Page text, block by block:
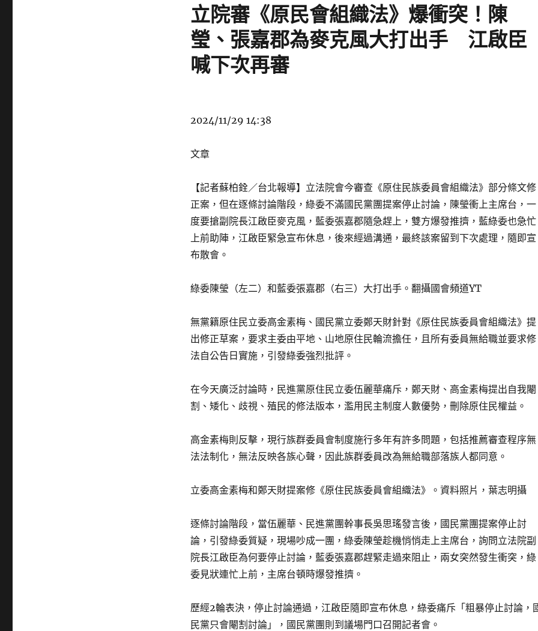
立院審《原民會組織法》爆衝突！陳
瑩、張嘉郡為麥克風大打出手 江啟臣
喊下次再審
2024/11/29 14:38
文章
【記者蘇柏銓／台北報導】立法院會今審查《原住民族委員會組織法》部分條文修
正案，但在逐條討論階段，綠委不滿國民黨團提案停止討論，陳瑩衝上主席台，一
度要搶副院長江啟臣麥克風，藍委張嘉郡隨急趕上，雙方爆發推擠，藍綠委也急忙
上前助陣，江啟臣緊急宣布休息，後來經過溝通，最終該案留到下次處理，隨即宣
布散會。
綠委陳瑩（左二）和藍委張嘉郡（右三）大打出手。翻攝國會頻道YT
無黨籍原住民立委高金素梅、國民黨立委鄭天財針對《原住民族委員會組織法》提
出修正草案，要求主委由平地、山地原住民輪流擔任，且所有委員無給職並要求修
法自公告日實施，引發綠委強烈批評。
在今天廣泛討論時，民進黨原住民立委伍麗華痛斥，鄭天財、高金素梅提出自我閹
割、矮化、歧視、殖民的修法版本，濫用民主制度人數優勢，刪除原住民權益。
高金素梅則反擊，現行族群委員會制度施行多年有許多問題，包括推薦審查程序無
法法制化，無法反映各族心聲，因此族群委員改為無給職部落族人都同意。
立委高金素梅和鄭天財提案修《原住民族委員會組織法》。資料照片，葉志明攝
逐條討論階段，當伍麗華、民進黨團幹事長吳思瑤發言後，國民黨團提案停止討
論，引發綠委質疑，現場吵成一團，綠委陳瑩趁機悄悄走上主席台，詢問立法院副
院長江啟臣為何要停止討論，藍委張嘉郡趕緊走過來阻止，兩女突然發生衝突，綠
委見狀連忙上前，主席台頓時爆發推擠。
歷經2輪表決，停止討論通過，江啟臣隨即宣布休息，綠委痛斥「粗暴停止討論，
民黨只會閹割討論」，國民黨團則到議場門口召開記者會。